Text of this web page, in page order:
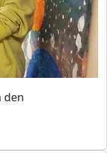
den